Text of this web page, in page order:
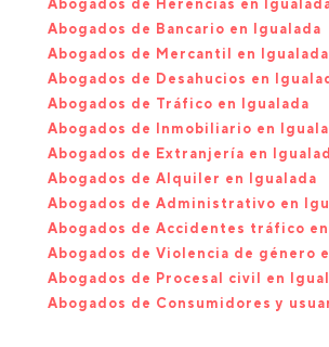
Abogados de Herencias en
Abogados de Bancario en Igualada
Abogados de Mercantil en Igualada
Abogados de Desahucios en
Abogados de Tráfico en Igualada
Abogados de Inmobiliario en
Abogados de Extranjería en
Abogados de Alquiler en Igualada
Abogados de Administrativo en
Abogados de Accidentes tráfico
Abogados de Violencia de género
Abogados de Procesal civil en
Abogados de Consumidores y